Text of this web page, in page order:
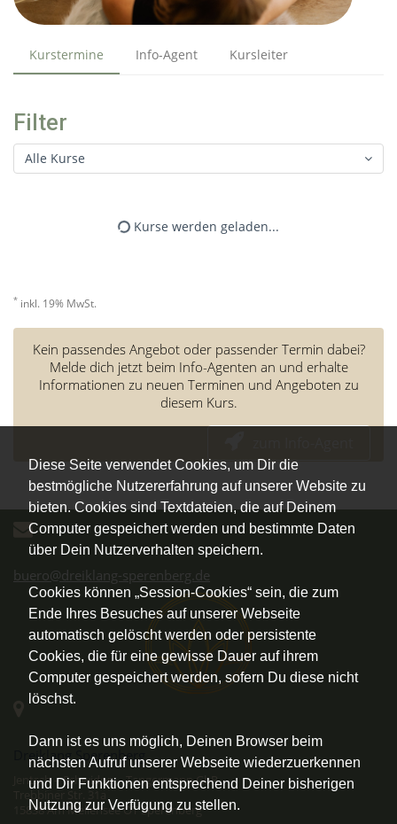
Diese Seite verwendet Cookies, um Dir die
bestmögliche Nutzererfahrung auf unserer Website zu
bieten. Cookies sind Textdateien, die auf Deinem
Computer gespeichert werden und bestimmte Daten
über Dein Nutzerverhalten speichern.
Cookies können „Session-Cookies“ sein, die zum
Ende Ihres Besuches auf unserer Webseite
automatisch gelöscht werden oder persistente
Cookies, die für eine gewisse Dauer auf ihrem
Computer gespeichert werden, sofern Du diese nicht
löschst.
Dann ist es uns möglich, Deinen Browser beim
nächsten Aufruf unserer Webseite wiederzuerkennen
und Dir Funktionen entsprechend Deiner bisherigen
Nutzung zur Verfügung zu stellen.
Kurstermine Info-Agent Kursleiter
Filter
Alle Kurse
Kurse werden geladen...
* inkl. 19% MwSt.
Kein passendes Angebot oder passender Termin dabei?
Melde dich jetzt beim Info-Agenten an und erhalte
Informationen zu neuen Terminen und Angeboten zu
diesem Kurs.
buero@dreiklang-sperenberg.de
Dreiklang Sperenberg
Jentsch – Schwidop – Tangermann GbR
15838 Am Mellensee OT Sperenberg